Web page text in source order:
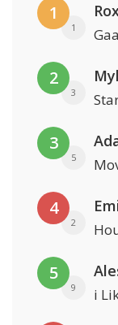
1
1
2
3
3
5
4
2
5
9 i